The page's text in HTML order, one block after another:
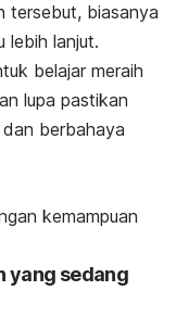
tersebut, biasanya
lebih lanjut.
belajar meraih
lupa pastikan
berbahaya
kemampuan
yang sedang